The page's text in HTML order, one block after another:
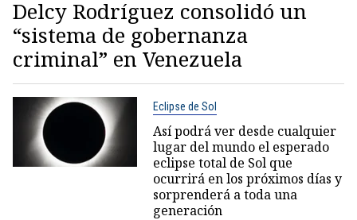
Delcy Rodríguez consolidó un
“sistema de gobernanza
criminal” en Venezuela
Eclipse de Sol
Así podrá ver desde cualquier
lugar del mundo el esperado
eclipse total de Sol que
ocurrirá en los próximos días y
sorprenderá a toda una
generación